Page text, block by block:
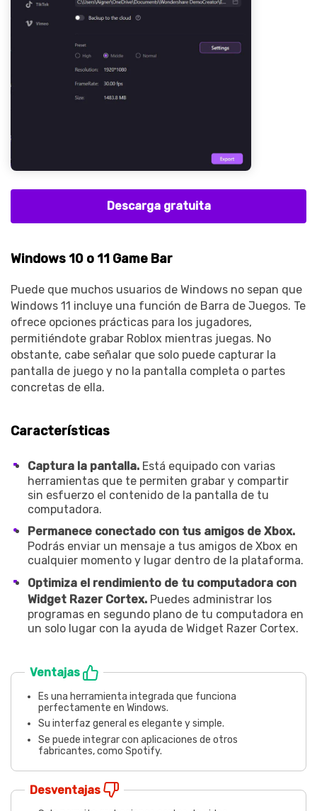
Descarga gratuita
Windows 10 o 11 Game Bar
Puede que muchos usuarios de Windows no sepan que
Windows 11 incluye una función de Barra de Juegos. Te
ofrece opciones prácticas para los jugadores,
permitiéndote grabar Roblox mientras juegas. No
obstante, cabe señalar que solo puede capturar la
pantalla de juego y no la pantalla completa o partes
concretas de ella.
Características
Captura la pantalla. Está equipado con varias
herramientas que te permiten grabar y compartir
sin esfuerzo el contenido de la pantalla de tu
computadora.
Permanece conectado con tus amigos de Xbox.
Podrás enviar un mensaje a tus amigos de Xbox en
cualquier momento y lugar dentro de la plataforma.
Optimiza el rendimiento de tu computadora con
Widget Razer Cortex. Puedes administrar los
programas en segundo plano de tu computadora en
un solo lugar con la ayuda de Widget Razer Cortex.
Ventajas
Es una herramienta integrada que funciona
perfectamente en Windows.
Su interfaz general es elegante y simple.
Se puede integrar con aplicaciones de otros
fabricantes, como Spotify.
Desventajas